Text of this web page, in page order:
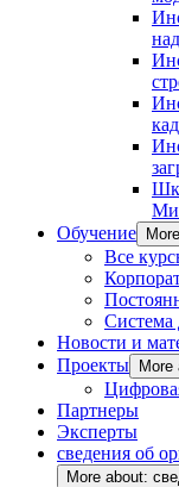
Обучение
Все
Система
Новости и
Проекты
More
Партнеры
Эксперты
сведения об
More about: